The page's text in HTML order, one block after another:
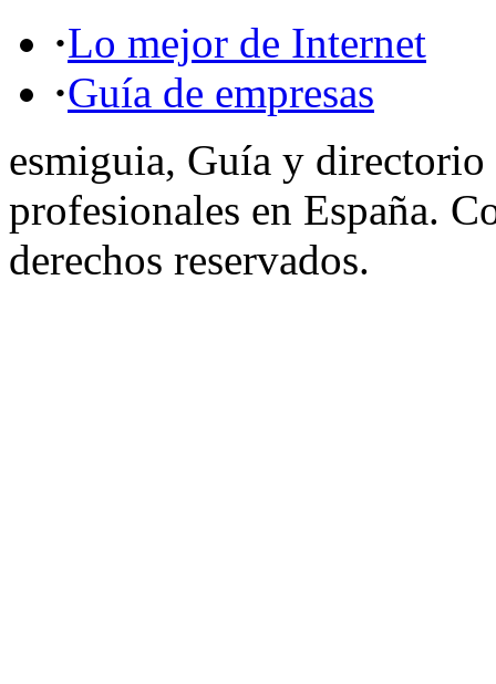
·Lo mejor de Internet
·Guía de empresas
esmiguia, Guía y directorio
profesionales en España.
derechos reservados.